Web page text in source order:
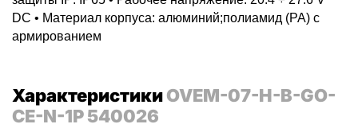
DC • Материал корпуса: алюминий;полиамид (PA) с
армированием
ХарактеристикиOVEM-07-H-B-GO-
CE-N-1P 540026